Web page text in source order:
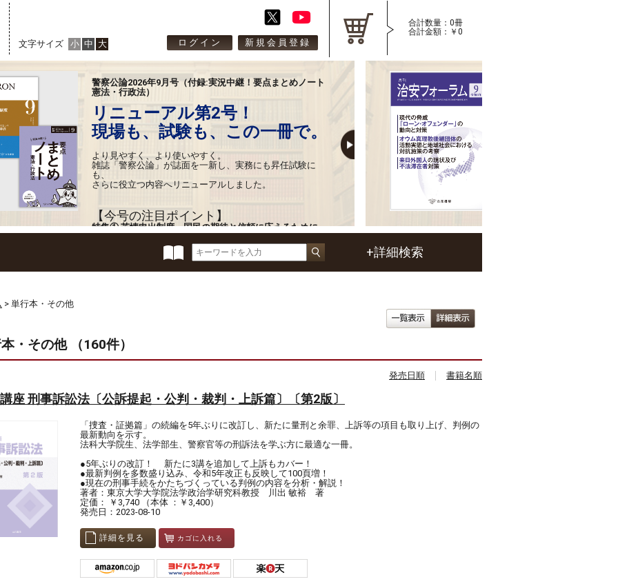
文字サイズ 小 中 大 ログイン 新規会員登録
合計数量：0冊
合計金額：￥0
警察公論2026年9月号（付録:実況中継！要点まとめノート
憲法・行政法）
リニューアル第2号！
現場も、試験も、この一冊で。
より見やすく、より使いやすく。
雑誌「警察公論」が誌面を一新し、実務にも昇任試験に
も、
さらに役立つ内容へリニューアルしました。
【今号の注目ポイント】
特集① 苦情申出制度～国民の期待と信頼に応えるために～
ージで
・論文対策―“書き方”から“簡記”・“ダイジェスト”まで
自分のレベルで使い分けできる構成。暗記もアウトプット
【今月の付録】
実況中継！要点まとめノート 憲法・行政
法
まるで声が聞こえる？教室のライブ感あふれるテキスト！
かみくだいた説明で、今さら聞けないSA頻出ポイントをマ
スター！
【POINT 1】 先生が直接語りかける「実況中継」スタイ
ル！
専門用語ばかりで挫折しがちな法学も、先生の熱のこもっ
たライブ授業ならスラスラ頭に入ります。読者の疑問に先
回りして答えてくれる対話形式で、ひとりで勉強していて
も学習の方向性を間違えません！
【POINT 2】 複雑な用語も一目で納得の「ビジュアルサポ
ート」！
「逮捕の種別」や「告訴と告発」など、文章だけでは混乱
しがちなテーマも、図解とイラストで直感的に整理できま
す。
+詳細検索
> 単行本・その他
・その他 （160件）
発売日順 書籍名順
座 刑事訴訟法〔公訴提起・公判・裁判・上訴篇〕〔第2版〕
「捜査・証拠篇」の続編を5年ぶりに改訂し、新たに量刑と余罪、上訴等の項目も取り上げ、判例の
最新動向を示す。
法科大学院生、法学部生、警察官等の刑訴法を学ぶ方に最適な一冊。
●5年ぶりの改訂！ 新たに3講を追加して上訴もカバー！
●最新判例を多数盛り込み、令和5年改正も反映して100頁増！
●現在の刑事手続をかたちづくっている判例の内容を分析・解説！
著者：東京大学大学院法学政治学研究科教授 川出 敏裕 著
定価： ￥3,740 （本体 ：￥3,400）
発売日：2023-08-10
詳細を見る カゴに入れる